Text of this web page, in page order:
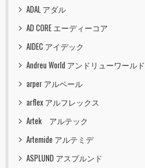
ADAL アダル
AD CORE エーディーコア
AIDEC アイデック
Andreu World アンドリューワールド
arper アルペール
arflex アルフレックス
Artek アルテック
Artemide アルテミデ
ASPLUND アスプルンド